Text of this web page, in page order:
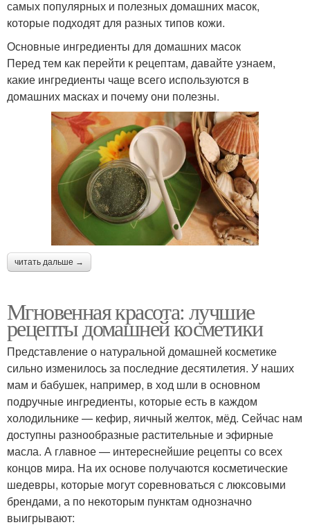
самых популярных и полезных домашних масок,
которые подходят для разных типов кожи.
Основные ингредиенты для домашних масок
Перед тем как перейти к рецептам, давайте узнаем,
какие ингредиенты чаще всего используются в
домашних масках и почему они полезны.
читать дальше →
Мгновенная красота: лучшие
рецепты домашней косметики
Представление о натуральной домашней косметике
сильно изменилось за последние десятилетия. У наших
мам и бабушек, например, в ход шли в основном
подручные ингредиенты, которые есть в каждом
холодильнике — кефир, яичный желток, мёд. Сейчас нам
доступны разнообразные растительные и эфирные
масла. А главное — интереснейшие рецепты со всех
концов мира. На их основе получаются косметические
шедевры, которые могут соревноваться с люксовыми
брендами, а по некоторым пунктам однозначно
выигрывают: